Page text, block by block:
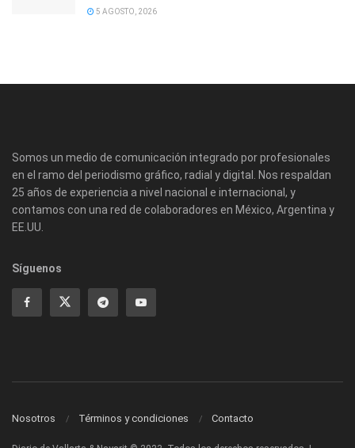
5 AGOSTO, 2026
Somos un medio de comunicación integrado por profesionales
en el ramo del periodismo gráfico, radial y digital. Nos respaldan
25 años de experiencia a nivel nacional e internacional, y
contamos con una red de colaboradores en México, Argentina y
EE.UU.
Síguenos
Nosotros Términos y condiciones Contacto